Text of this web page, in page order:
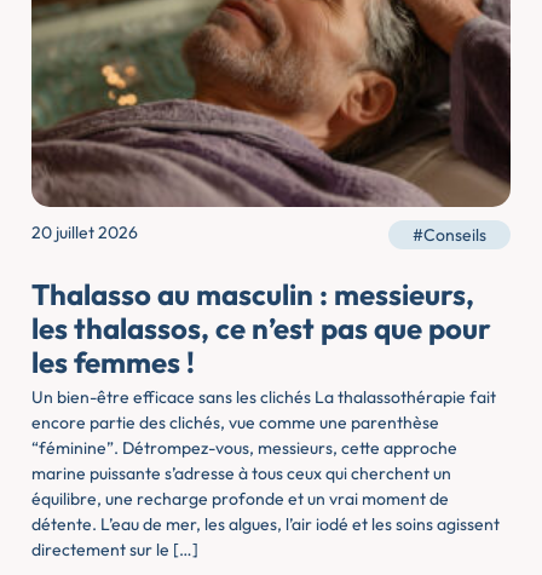
20 juillet 2026 #Conseils
Thalasso au masculin : messieurs,
les thalassos, ce n’est pas que pour
les femmes !
Un bien-être efficace sans les clichés La thalassothérapie fait
encore partie des clichés, vue comme une parenthèse
“féminine”. Détrompez-vous, messieurs, cette approche
marine puissante s’adresse à tous ceux qui cherchent un
équilibre, une recharge profonde et un vrai moment de
détente. L’eau de mer, les algues, l’air iodé et les soins agissent
directement sur le […]